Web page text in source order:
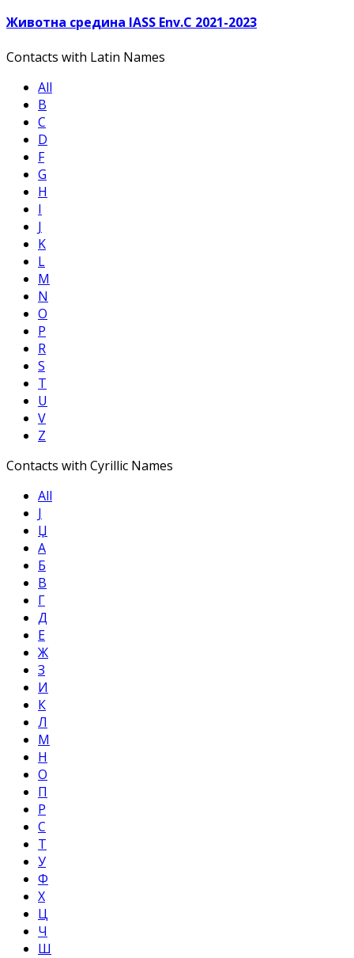
Животна средина IASS Env.C 2021-2023
Contacts with Latin Names
All
B
C
D
F
G
H
I
J
K
L
M
N
O
P
R
S
T
U
V
Z
Contacts with Cyrillic Names
All
Ј
Џ
А
Б
В
Г
Д
Е
Ж
З
И
К
Л
М
Н
О
П
Р
С
Т
У
Ф
Х
Ц
Ч
Ш